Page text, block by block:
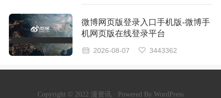
微博网页版登录入口手机版-微博手
机网页版在线登录平台​
2026-08-07 3443362
Copyright © 2022 漫资讯 · Powered By WordPress